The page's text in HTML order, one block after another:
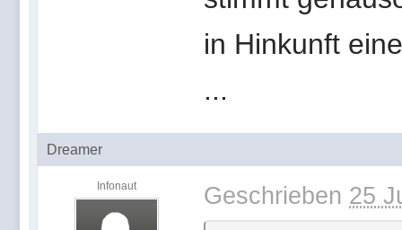
in Hinkunft
...
Dreamer
Infonaut Geschrieben 25